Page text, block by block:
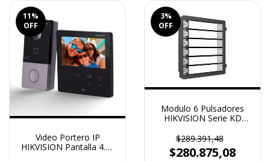
11%
OFF
Video Portero IP
HIKVISION Pantalla 4.3"
3%
OFF
Modulo 6 Pulsadores
HIKVISION Serie KD
$289.391,48
$280.875,08